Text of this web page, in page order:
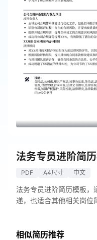
法务专员进阶简
PDF A4尺寸 中文
法务专员进阶简历模板
递，也适合其他相关岗位
相似简历推荐